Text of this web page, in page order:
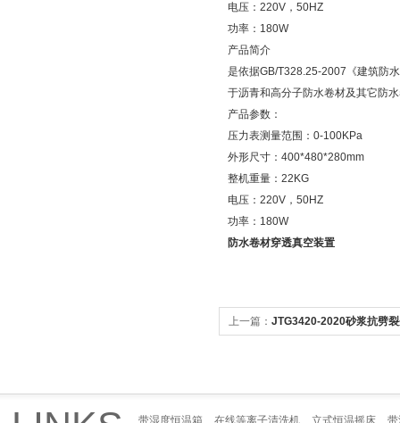
电压：220V，50HZ
功率：180W
产品简介
是依据GB/T328.25-2007《建筑防
于沥青和高分子防水卷材及其它防
产品参数：
压力表测量范围：0-100KPa
外形尺寸：400*480*280mm
整机重量：22KG
电压：220V，50HZ
功率：180W
防水卷材穿透真空装置
上一篇： JTG3420-2020砂浆抗劈
带湿度恒温箱 在线等离子清洗机 立式恒温摇床